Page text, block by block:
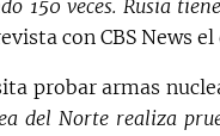
150 veces. Rusia
con CBS News
probar armas
del Norte realiza